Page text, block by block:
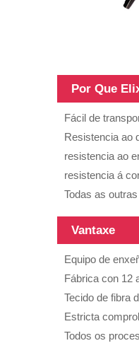
Por Que
Fácil de
Resistencia ao
resistencia ao
resistencia á
Todas as
Vantaxe
Equipo de
Fábrica con 12
Tecido de fibra
Estricta
Todos os